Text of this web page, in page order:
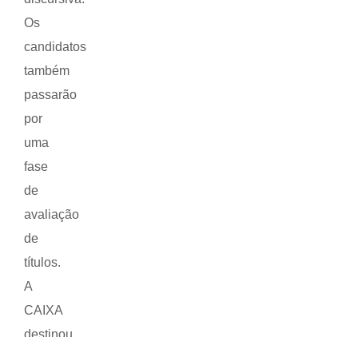
Os
candidatos
também
passarão
por
uma
fase
de
avaliação
de
títulos.
A
CAIXA
destinou